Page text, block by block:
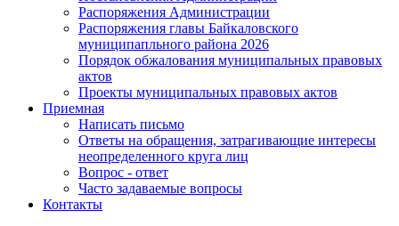
Распоряжения Администрации
Распоряжения главы Байкаловского
муниципапльного района 2026
Порядок обжалования муниципальных правовых
актов
Проекты муниципальных правовых актов
Приемная
Написать письмо
Ответы на обращения, затрагивающие интересы
неопределенного круга лиц
Вопрос - ответ
Часто задаваемые вопросы
Контакты